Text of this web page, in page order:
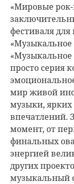
«Мировые
фестиваля
«Музыкальное
«Музыкальное
просто серия
мир живой
музыки,
впечатлений.
момент, от
финальных
энергией
других
музыкальный